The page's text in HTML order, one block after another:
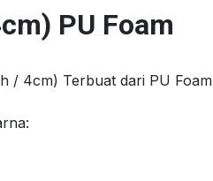
PU Foam
/ 4cm) Terbuat dari PU Foam